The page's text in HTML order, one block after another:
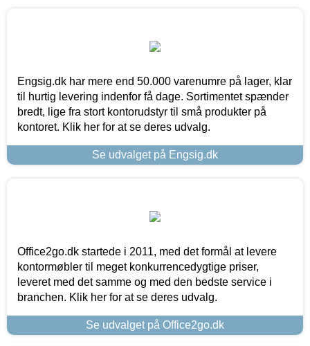
Engsig.dk har mere end 50.000 varenumre på lager, klar
til hurtig levering indenfor få dage. Sortimentet spænder
bredt, lige fra stort kontorudstyr til små produkter på
kontoret. Klik her for at se deres udvalg.
Se udvalget på Engsig.dk
Office2go.dk startede i 2011, med det formål at levere
kontormøbler til meget konkurrencedygtige priser,
leveret med det samme og med den bedste service i
branchen. Klik her for at se deres udvalg.
Se udvalget på Office2go.dk